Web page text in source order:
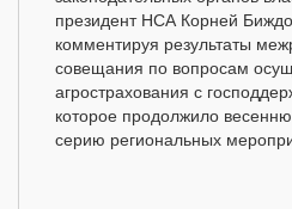
президент НСА Корней
комментируя результаты
совещания по вопросам
агрострахования с
которое продолжило
серию региональных